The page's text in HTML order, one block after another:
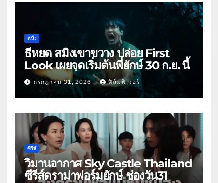
หนัง
ธี่หยด สมิงเขาขวาง ปล่อย First
Look เผยจุดเริ่มต้นพี่ยักษ์ 30 ก.ย. นี้
กรกฎาคม 31, 2026 ฟิล์มฟีเวอร์
ซีรีส์
วิมานอากาศ Sky Castle Thailand
ซีรีส์ดราม่าฟอร์มยักษ์ ช่องวัน31